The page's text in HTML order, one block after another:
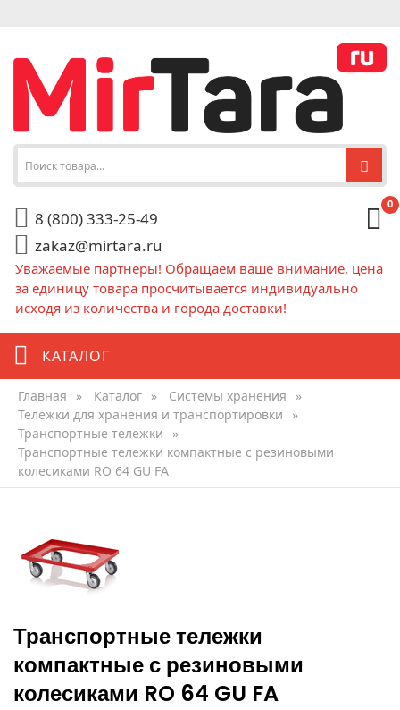
8 (800) 333-25-49
zakaz@mirtara.ru
0
Уважаемые партнеры! Обращаем ваше внимание, цена
за единицу товара просчитывается индивидуально
исходя из количества и города доставки!
КАТАЛОГ
Главная » Каталог » Системы хранения
»
Тележки для хранения и транспортировки
»
Транспортные тележки
»
Транспортные тележки компактные с резиновыми
колесиками RO 64 GU FA
Транспортные тележки
компактные с резиновыми
колесиками RO 64 GU FA